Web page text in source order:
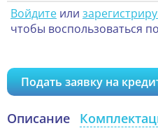
Войдите или
чтобы воспользоваться
Подать заявку на
Описание